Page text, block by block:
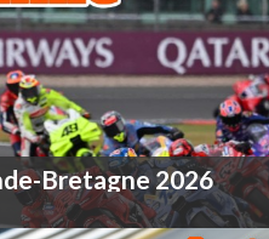
Bretagne 2026